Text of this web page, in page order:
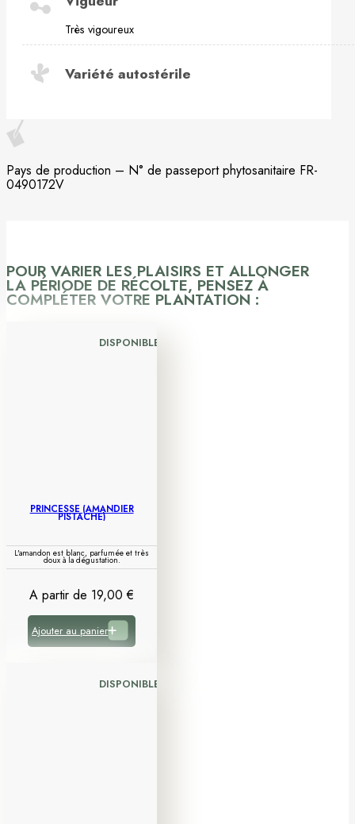
Très vigoureux
Variété autostérile
Pays de production – N° de passeport phytosanitaire FR-
0490172V
POUR VARIER LES PLAISIRS ET ALLONGER
LA PÉRIODE DE RÉCOLTE, PENSEZ À
COMPLÉTER VOTRE PLANTATION :
DISPONIBLE
PRINCESSE (AMANDIER
PISTACHE)
L'amandon est blanc, parfumée et très
doux à la dégustation.
A partir de 19,00€
Ajouter au panier
DISPONIBLE